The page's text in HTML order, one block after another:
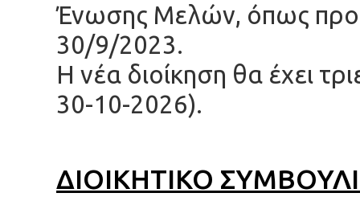
Ένωσης Μελών, όπως
30/9/2023.
Η νέα διοίκηση θα έχει
30-10-2026).
ΔΙΟΙΚΗΤΙΚΟ